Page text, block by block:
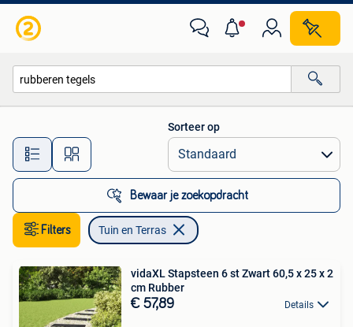
Alle afstanden…
Sorteer op
Bewaar je zoekopdracht
Filters Tuin en Terras
vidaXL Stapsteen 6 st Zwart 60,5 x 25 x 2
cm Rubber
€ 57,89 Details